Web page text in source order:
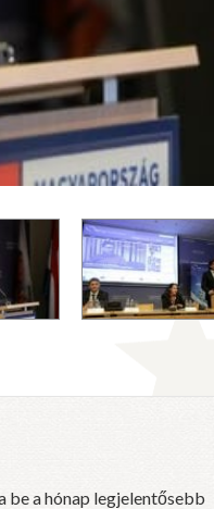
be a hónap legjelentősebb